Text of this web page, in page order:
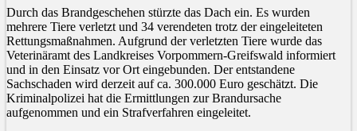
Durch das Brandgeschehen stürzte das Dach ein. Es wurden
mehrere Tiere verletzt und 34 verendeten trotz der eingeleiteten
Rettungsmaßnahmen. Aufgrund der verletzten Tiere wurde das
Veterinäramt des Landkreises Vorpommern-Greifswald informiert
und in den Einsatz vor Ort eingebunden. Der entstandene
Sachschaden wird derzeit auf ca. 300.000 Euro geschätzt. Die
Kriminalpolizei hat die Ermittlungen zur Brandursache
aufgenommen und ein Strafverfahren eingeleitet.